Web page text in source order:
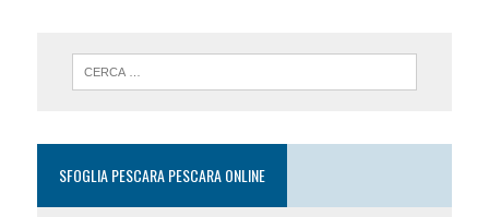
SFOGLIA PESCARA PESCARA ONLINE